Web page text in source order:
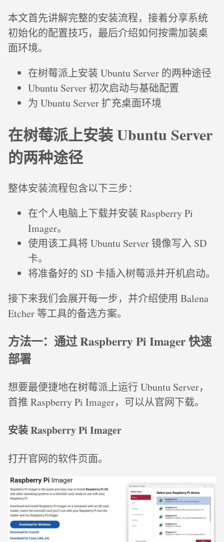
本文首先讲解完整的安装流程，接着分享系统
初始化的配置技巧，最后介绍如何按需加装桌
面环境。
在树莓派上安装 Ubuntu Server 的两种途径
Ubuntu Server 初次启动与基础配置
为 Ubuntu Server 扩充桌面环境
在树莓派上安装 Ubuntu Server
的两种途径
整体安装流程包含以下三步：
在个人电脑上下载并安装 Raspberry Pi
Imager。
使用该工具将 Ubuntu Server 镜像写入 SD
卡。
将准备好的 SD 卡插入树莓派并开机启动。
接下来我们会展开每一步，并介绍使用 Balena
Etcher 等工具的备选方案。
方法一：通过 Raspberry Pi Imager 快速
部署
想要最便捷地在树莓派上运行 Ubuntu Server，
首推 Raspberry Pi Imager，可以从官网下载。
安装 Raspberry Pi Imager
打开官网的软件页面。